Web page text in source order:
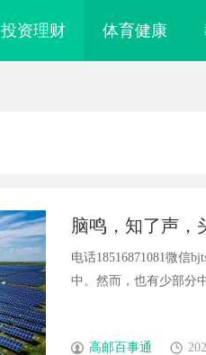
投资理财 体育健康
脑鸣，知了声，
电话18516871081微信
中。然而，也有少部分
高邮百事通